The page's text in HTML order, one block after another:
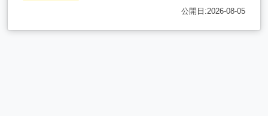
公開日:2026-08-05